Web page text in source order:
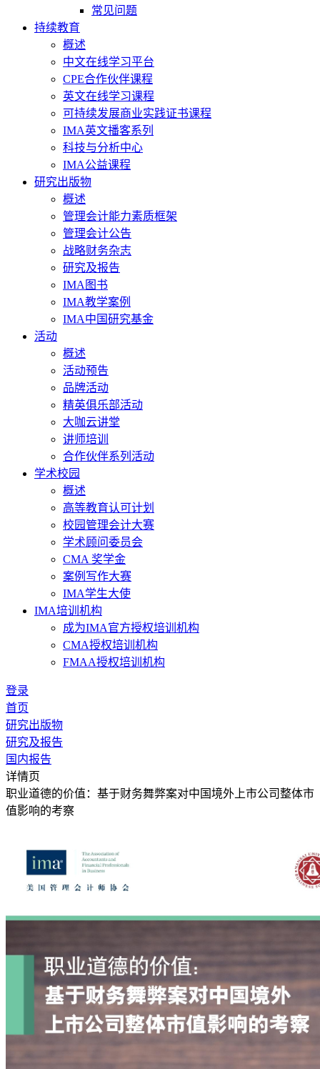
常见问题
持续教育
概述
中文在线学习平台
CPE合作伙伴课程
英文在线学习课程
可持续发展商业实践证书课程
IMA英文播客系列
科技与分析中心
IMA公益课程
研究出版物
概述
管理会计能力素质框架
管理会计公告
战略财务杂志
研究及报告
IMA图书
IMA教学案例
IMA中国研究基金
活动
概述
活动预告
品牌活动
精英俱乐部活动
大咖云讲堂
讲师培训
合作伙伴系列活动
学术校园
概述
高等教育认可计划
校园管理会计大赛
学术顾问委员会
CMA 奖学金
案例写作大赛
IMA学生大使
IMA培训机构
成为IMA官方授权培训机构
CMA授权培训机构
FMAA授权培训机构
登录
首页
研究出版物
研究及报告
国内报告
详情页
职业道德的价值：基于财务舞弊案对中国境外上市公司整体市
值影响的考察